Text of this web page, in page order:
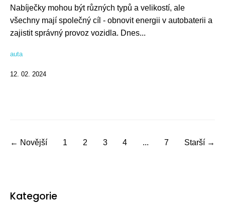
Nabíječky mohou být různých typů a velikostí, ale
všechny mají společný cíl - obnovit energii v autobaterii a
zajistit správný provoz vozidla. Dnes...
auta
12. 02. 2024
← Novější 1 2 3 4 ... 7 Starší →
Kategorie